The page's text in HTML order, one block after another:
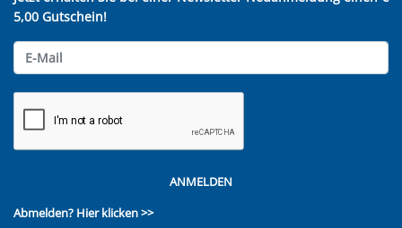
5,00 Gutschein!
ANMELDEN
Abmelden? Hier klicken >>